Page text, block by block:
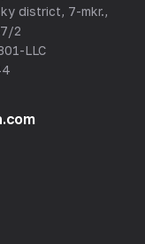
district, 7-mkr.,
2
LLC